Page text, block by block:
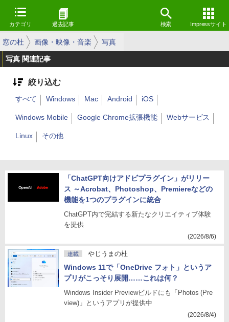
カテゴリ 過去記事 検索 Impressサイト
窓の杜 画像・映像・音楽 写真
写真 関連記事
絞り込む
すべて Windows Mac Android iOS
Windows Mobile Google Chrome拡張機能 Webサービス
Linux その他
「ChatGPT向けアドビプラグイン」がリリー
ス ～Acrobat、Photoshop、Premiereなどの
機能を1つのプラグインに統合
ChatGPT内で完結する新たなクリエイティブ体験
を提供
(2026/8/6)
連載 やじうまの杜
Windows 11で「OneDrive フォト」というア
プリがこっそり展開……これは何？
Windows Insider Previewビルドにも「Photos (Pre
view)」というアプリが提供中
(2026/8/4)